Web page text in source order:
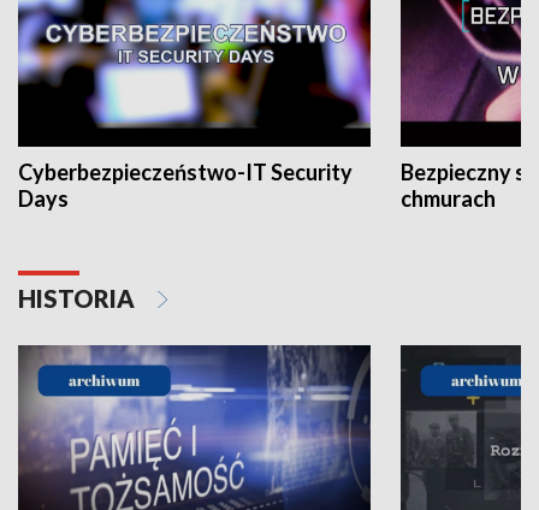
Cyberbezpieczeństwo-IT Security
Days
Bezpieczny
chmurach
HISTORIA